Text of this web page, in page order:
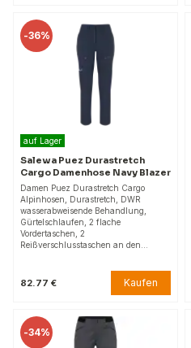
-36%
auf Lager
Salewa Puez Durastretch
Cargo Damenhose Navy Blazer
Damen Puez Durastretch Cargo
Alpinhosen, Durastretch, DWR
wasserabweisende Behandlung,
Gürtelschlaufen, 2 flache
Vordertaschen, 2
Reißverschlusstaschen an den…
82.77 € Kaufen
-34%